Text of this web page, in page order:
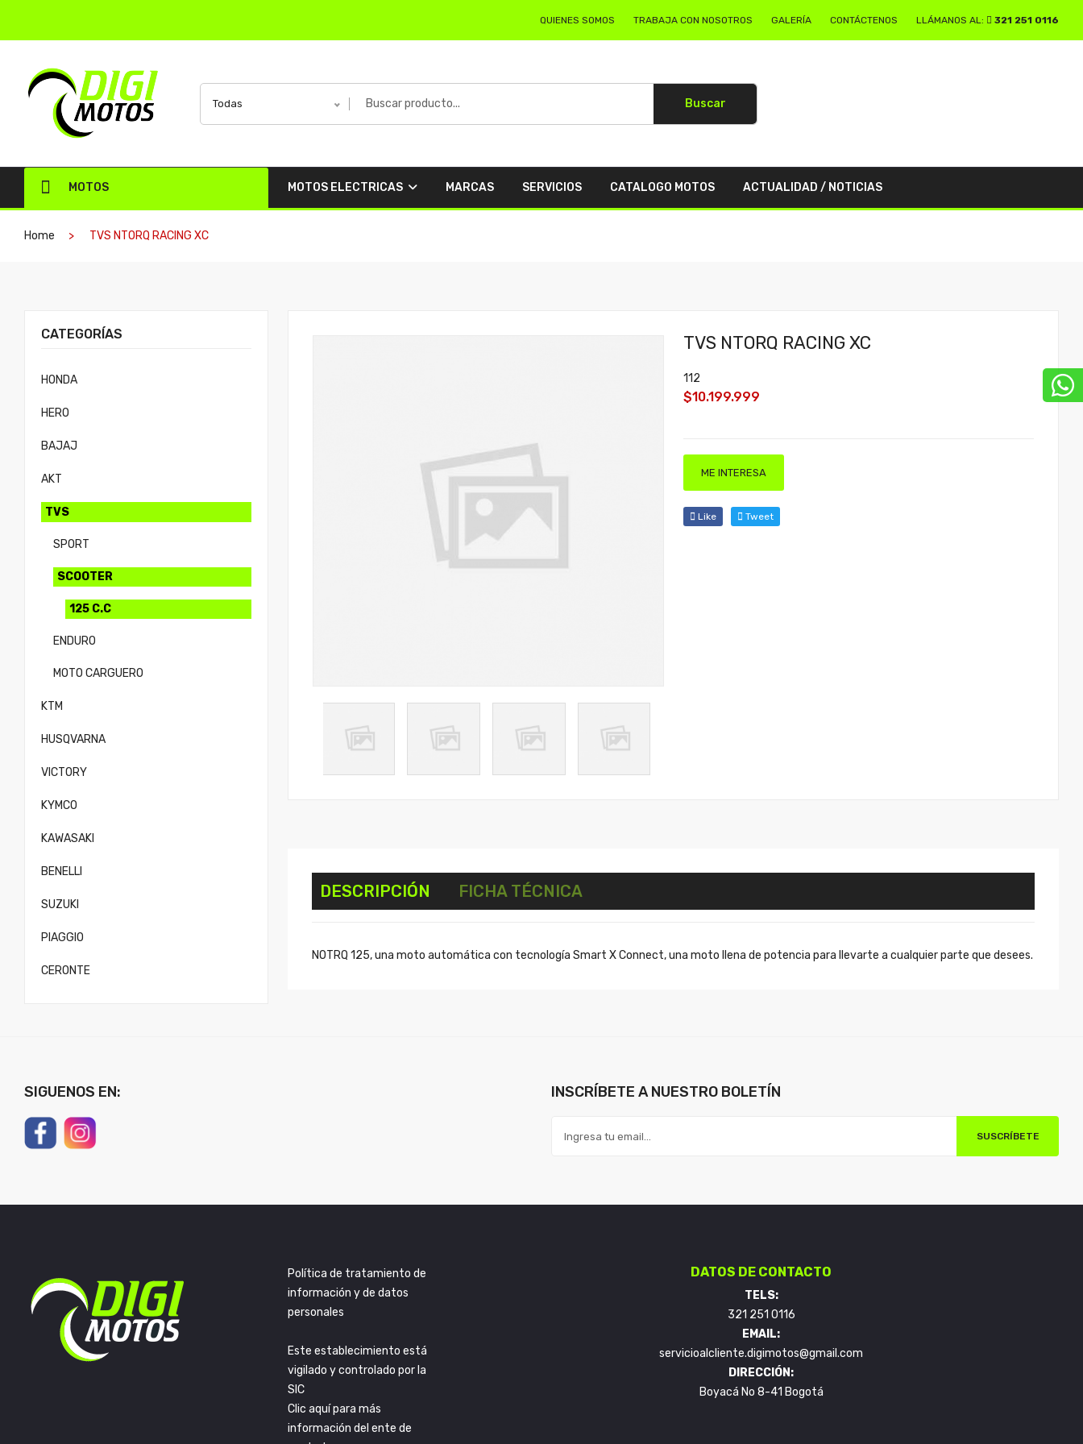
QUIENES SOMOS TRABAJA CON NOSOTROS GALERÍA CONTÁCTENOS LLÁMANOS AL: 321 251 0116
Todas Buscar
MOTOS MOTOS ELECTRICAS MARCAS SERVICIOS CATALOGO MOTOS ACTUALIDAD / NOTICIAS
Home TVS NTORQ RACING XC
CATEGORÍAS
HONDA
HERO
BAJAJ
AKT
TVS
SPORT
SCOOTER
125 C.C
ENDURO
MOTO CARGUERO
KTM
HUSQVARNA
VICTORY
KYMCO
KAWASAKI
BENELLI
SUZUKI
PIAGGIO
CERONTE
TVS NTORQ RACING XC
112
$10.199.999
ME INTERESA
Like Tweet
DESCRIPCIÓN FICHA TÉCNICA
NOTRQ 125, una moto automática con tecnología Smart X Connect, una moto llena de potencia para llevarte a cualquier parte que desees.
SIGUENOS EN: INSCRÍBETE A NUESTRO BOLETÍN
SUSCRÍBETE
Política de tratamiento de
información y de datos
personales
Este establecimiento está
vigilado y controlado por la
SIC
Clic aquí para más
información del ente de
DATOS DE CONTACTO
TELS:
321 251 0116
EMAIL:
servicioalcliente.digimotos@gmail.com
DIRECCIÓN:
Boyacá No 8-41 Bogotá